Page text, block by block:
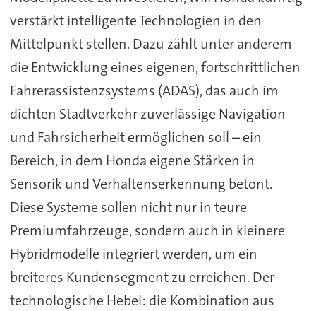
verstärkt intelligente Technologien in den
Mittelpunkt stellen. Dazu zählt unter anderem
die Entwicklung eines eigenen, fortschrittlichen
Fahrerassistenzsystems (ADAS), das auch im
dichten Stadtverkehr zuverlässige Navigation
und Fahrsicherheit ermöglichen soll – ein
Bereich, in dem Honda eigene Stärken in
Sensorik und Verhaltenserkennung betont.
Diese Systeme sollen nicht nur in teure
Premiumfahrzeuge, sondern auch in kleinere
Hybridmodelle integriert werden, um ein
breiteres Kundensegment zu erreichen. Der
technologische Hebel: die Kombination aus